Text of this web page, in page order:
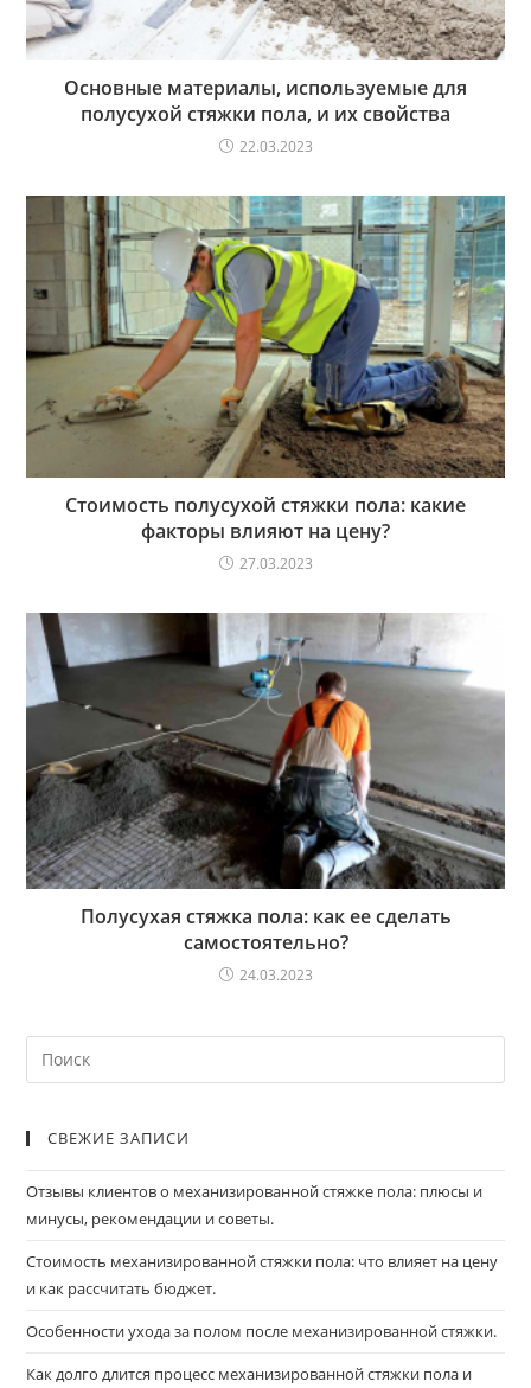
Основные материалы, используемые для
полусухой стяжки пола, и их свойства
22.03.2023
Стоимость полусухой стяжки пола: какие
факторы влияют на цену?
27.03.2023
Полусухая стяжка пола: как ее сделать
самостоятельно?
24.03.2023
СВЕЖИЕ ЗАПИСИ
Отзывы клиентов о механизированной стяжке пола: плюсы и
минусы, рекомендации и советы.
Стоимость механизированной стяжки пола: что влияет на цену
и как рассчитать бюджет.
Особенности ухода за полом после механизированной стяжки.
Как долго длится процесс механизированной стяжки пола и